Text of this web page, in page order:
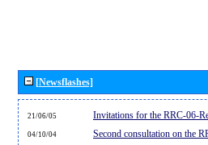
[Newsflashes]
21/06/05 Invitations for the RRC-06-
04/10/04 Second consultation on the